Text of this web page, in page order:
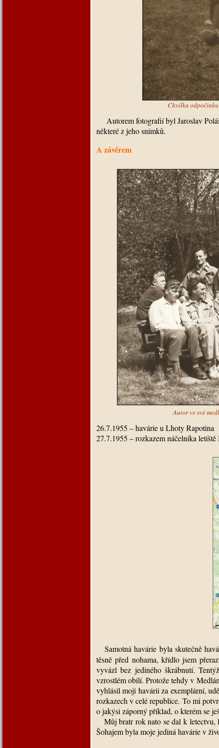
Chvilka
Autorem fotografií byl Jaroslav
některé z jeho snímků.
A závěrem
Autor ve své
26.7.1955 – havárie u Lhoty Rapotina
27.7.1955 – rozkazem náčelníka
Samotná havárie byla skutečně
těsně před nohama, křídlo jsem
vyvázl bez jediného škrábnutí.
vzrostlém obilí. Protože tehdy v
vyhlásil moji havárii za exemplární,
rozkazech v celé republice. To mi
o jakýsi záporný příklad, o kterém se
Můj bratr rok nato se dal k
Šohajem byla moje jediná havárie v